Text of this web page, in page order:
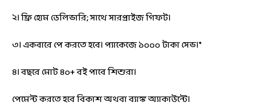
২। ফ্রি হোম ডেলিভারি; সাথে সারপ্রাইজ গিফট।
৩। একবারে পে করতে হবে। প্যাকেজে ১০০০ টাকা সেভ।*
৪। বছরে মোট৪০+ বইপাবে শিশুরা।
পেমেন্ট করতে হবে বিকাশ অথবা ব্যাঙ্ক অ্যাকাউন্টে।